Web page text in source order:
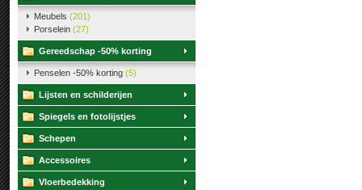
Meubels (201)
Porselein (27)
Gereedschap -50% korting
Penselen -50% korting (5)
Lijsten en schilderijen
Spiegels en fotolijstjes
Schepen
Accessoires
Vloerbedekking